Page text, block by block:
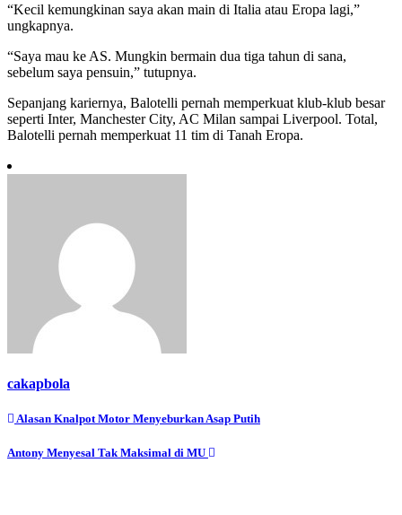
“Kecil kemungkinan saya akan main di Italia atau Eropa lagi,”
ungkapnya.
“Saya mau ke AS. Mungkin bermain dua tiga tahun di sana,
sebelum saya pensuin,” tutupnya.
Sepanjang kariernya, Balotelli pernah memperkuat klub-klub besar
seperti Inter, Manchester City, AC Milan sampai Liverpool. Total,
Balotelli pernah memperkuat 11 tim di Tanah Eropa.
cakapbola
Navigasi
pos
Alasan Knalpot Motor Menyeburkan Asap Putih
Antony Menyesal Tak Maksimal di MU